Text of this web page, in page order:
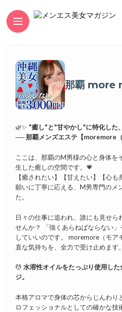
那覇 more
🌿✨ "癒し"と"甘やかし"に特化した
──那覇メンズエステ【moremore（
ここは、那覇のM男様の心と身体を
生した癒しの空間です。💗
【癒されたい】【甘えたい】【心
願いに丁寧に応える、M男専門のメ
た。
日々の仕事に追われ、誰にも見せら
せんか？ 「強くあらねばならない
していいのです。 moremore（モア
直な気持ちを、全力で受け止めます
💆水溶性オイルをたっぷり使用し
ジ。
本格アロマで身体の芯からじんわり
ロフェッショナルとしての確かな技